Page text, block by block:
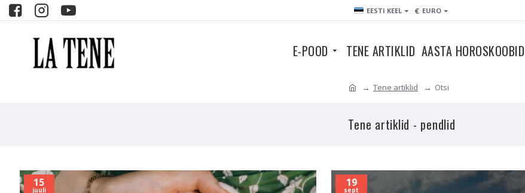
EESTI KEEL € EURO
E-POOD TENE ARTIKLID AASTA HOROSKOOBID
Tene artiklid Otsi
Tene artiklid - pendlid
15
juuli
19
sept